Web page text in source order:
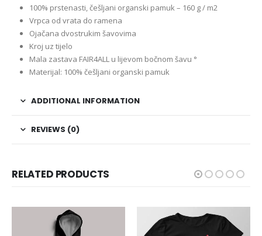
100% prstenasti, češljani organski pamuk – 160 g / m2
Vrpca od vrata do ramena
Ojačana dvostrukim šavovima
Kroj uz tijelo
Mala zastava FAIR4ALL u lijevom bočnom šavu °
Materijal: 100% češljani organski pamuk
ADDITIONAL INFORMATION
REVIEWS (0)
RELATED PRODUCTS